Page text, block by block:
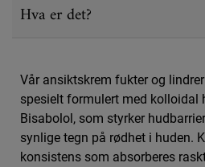
Hva er det?
Vår ansiktskrem fukter og
spesielt formulert med kolloidal
Bisabolol, som styrker
synlige tegn på rødhet i huden.
konsistens som absorberes